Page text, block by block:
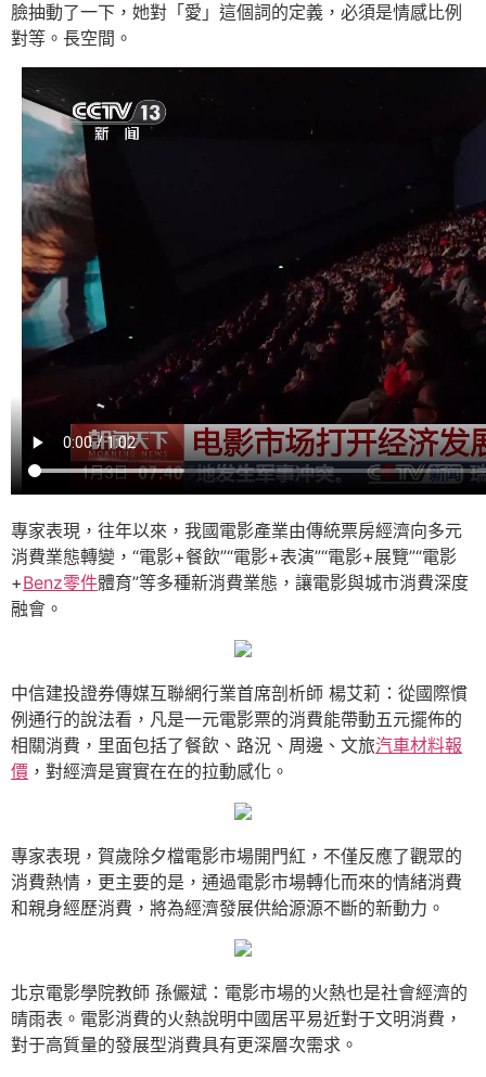
臉抽動了一下，她對「愛」這個詞的定義，必須是情感比例
對等。長空間。
專家表現，往年以來，我國電影產業由傳統票房經濟向多元
消費業態轉變，“電影+餐飲”“電影+表演”“電影+展覽”“電影
+Benz零件體育”等多種新消費業態，讓電影與城市消費深度
融會。
中信建投證券傳媒互聯網行業首席剖析師 楊艾莉：從國際慣
例通行的說法看，凡是一元電影票的消費能帶動五元擺佈的
相關消費，里面包括了餐飲、路況、周邊、文旅汽車材料報
價 ，對經濟是實實在在的拉動感化。
專家表現，賀歲除夕檔電影市場開門紅，不僅反應了觀眾的
消費熱情，更主要的是，通過電影市場轉化而來的情緒消費
和親身經歷消費，將為經濟發展供給源源不斷的新動力。
北京電影學院教師 孫儼斌：電影市場的火熱也是社會經濟的
晴雨表。電影消費的火熱說明中國居平易近對于文明消費，
對于高質量的發展型消費具有更深層次需求。